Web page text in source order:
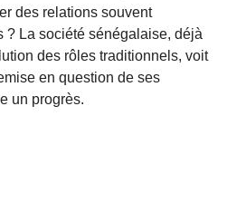
des relations souvent
? La société sénégalaise, déjà
des rôles traditionnels, voit
en question de ses
un progrès.